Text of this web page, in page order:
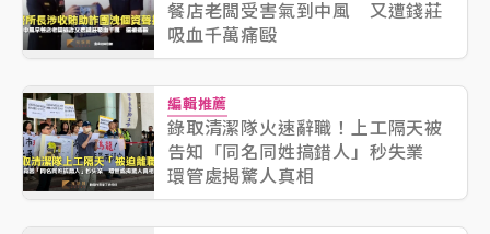
餐店老闆受害氣到中風 又遭錢莊
吸血千萬痛毆
編輯推薦
錄取清潔隊火速辭職！上工隔天被
告知「同名同姓搞錯人」秒失業
環管處揭驚人真相